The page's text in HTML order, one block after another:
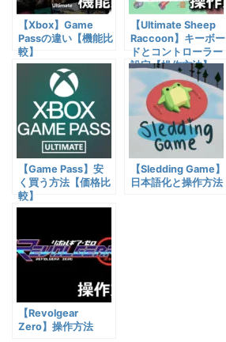
【Xbox】Game
Passの違い【機能比
較】
【Ultimate Sheep
Raccoon】キーボー
ドとコントローラー
設定【操作方法】
【Game Pass】安
く買う方法【価格比
較】
【Sledding Game】
日本語化と操作方法
【Revolgear
Zero】操作方法